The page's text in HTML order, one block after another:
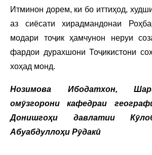
Итминон дорем, ки бо иттиҳод,
аз сиёсати хирадмандонаи
модари тоҷик ҳамчунон неруи
фардои дурахшони Тоҷикистони
хоҳад монд.
Нозимова Ибодатхон,
омӯзгорони кафедраи
Донишгоҳи давлатии
Абуабдуллоҳи Рӯдакӣ